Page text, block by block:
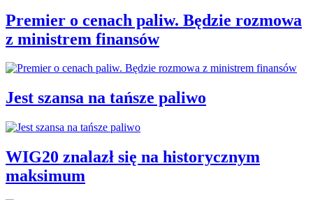
Premier o cenach paliw. Będzie rozmowa
z ministrem finansów
Jest szansa na tańsze paliwo
WIG20 znalazł się na historycznym
maksimum